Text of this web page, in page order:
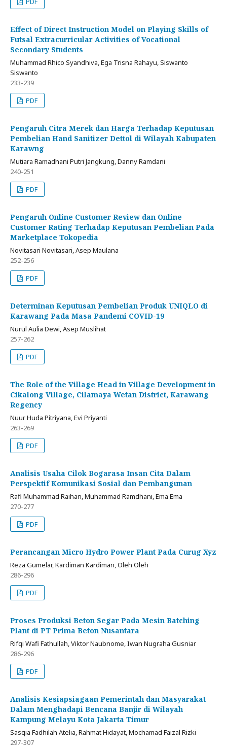
Effect of Direct Instruction Model on Playing Skills of
Futsal Extracurricular Activities of Vocational
Secondary Students
Muhammad Rhico Syandhiva, Ega Trisna Rahayu, Siswanto
Siswanto
233-239
PDF
Pengaruh Citra Merek dan Harga Terhadap Keputusan
Pembelian Hand Sanitizer Dettol di Wilayah Kabupaten
Karawng
Mutiara Ramadhani Putri Jangkung, Danny Ramdani
240-251
PDF
Pengaruh Online Customer Review dan Online
Customer Rating Terhadap Keputusan Pembelian Pada
Marketplace Tokopedia
Novitasari Novitasari, Asep Maulana
252-256
PDF
Determinan Keputusan Pembelian Produk UNIQLO di
Karawang Pada Masa Pandemi COVID-19
Nurul Aulia Dewi, Asep Muslihat
257-262
PDF
The Role of the Village Head in Village Development in
Cikalong Village, Cilamaya Wetan District, Karawang
Regency
Nuur Huda Pitriyana, Evi Priyanti
263-269
PDF
Analisis Usaha Cilok Bogarasa Insan Cita Dalam
Perspektif Komunikasi Sosial dan Pembangunan
Rafi Muhammad Raihan, Muhammad Ramdhani, Ema Ema
270-277
PDF
Perancangan Micro Hydro Power Plant Pada Curug Xyz
Reza Gumelar, Kardiman Kardiman, Oleh Oleh
286-296
PDF
Proses Produksi Beton Segar Pada Mesin Batching
Plant di PT Prima Beton Nusantara
Rifqi Wafi Fathullah, Viktor Naubnome, Iwan Nugraha Gusniar
286-296
PDF
Analisis Kesiapsiagaan Pemerintah dan Masyarakat
Dalam Menghadapi Bencana Banjir di Wilayah
Kampung Melayu Kota Jakarta Timur
Sasqia Fadhilah Atelia, Rahmat Hidayat, Mochamad Faizal Rizki
297-307